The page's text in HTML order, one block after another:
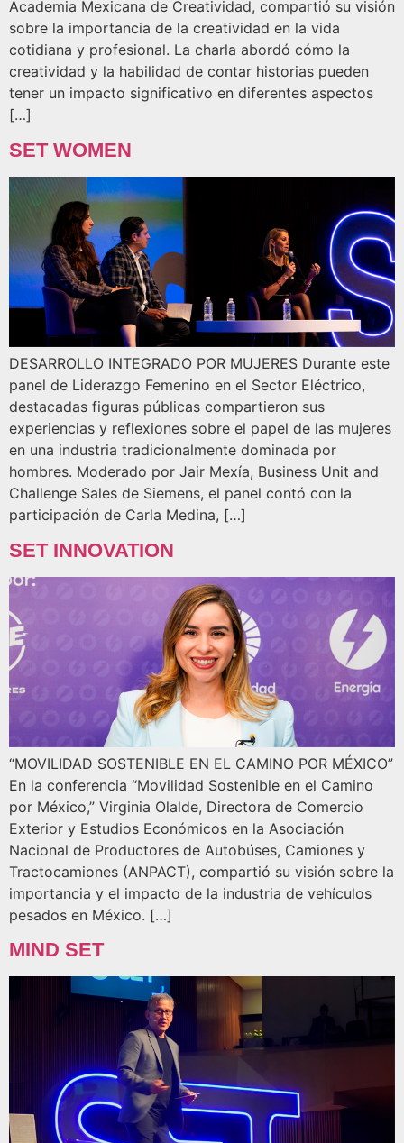
Academia Mexicana de Creatividad, compartió su visión
sobre la importancia de la creatividad en la vida
cotidiana y profesional. La charla abordó cómo la
creatividad y la habilidad de contar historias pueden
tener un impacto significativo en diferentes aspectos
[…]
SET WOMEN
DESARROLLO INTEGRADO POR MUJERES Durante este
panel de Liderazgo Femenino en el Sector Eléctrico,
destacadas figuras públicas compartieron sus
experiencias y reflexiones sobre el papel de las mujeres
en una industria tradicionalmente dominada por
hombres. Moderado por Jair Mexía, Business Unit and
Challenge Sales de Siemens, el panel contó con la
participación de Carla Medina, […]
SET INNOVATION
“MOVILIDAD SOSTENIBLE EN EL CAMINO POR MÉXICO”
En la conferencia “Movilidad Sostenible en el Camino
por México,” Virginia Olalde, Directora de Comercio
Exterior y Estudios Económicos en la Asociación
Nacional de Productores de Autobúses, Camiones y
Tractocamiones (ANPACT), compartió su visión sobre la
importancia y el impacto de la industria de vehículos
pesados en México. […]
MIND SET